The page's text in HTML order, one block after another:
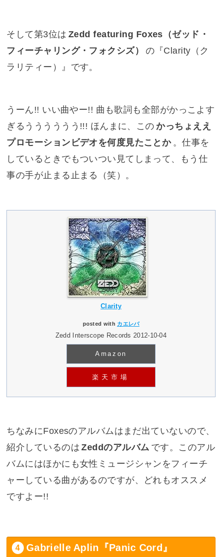
そして第3位は Zedd featuring Foxes（ゼッド・
フィーチャリング・フォクシズ）
の『Clarity（ク
ラリティー） 』です。
うーん!! いい曲やー!! 曲も歌詞も全部がかっこよす
ぎるうううううう!!! ほんまに、この かっちょええ
プロモーションビデオを何度見たことか 。仕事を
しているときでもついつい見てしまって、もう仕
事の手が止まる止まる（笑）。
Clarity
posted with カエレバ
Zedd Interscope Records 2012-10-04
Amazon
楽天市場
ちなみにFoxesのアルバムはまだ出ていないので、
紹介しているのは Zeddのアルバム です。このアル
バムにはほかにも女性ミュージシャンをフィーチ
ャーしている曲があるのですが、どれもオススメ
ですよー!!
Gabrielle Aplin『Panic Cord』